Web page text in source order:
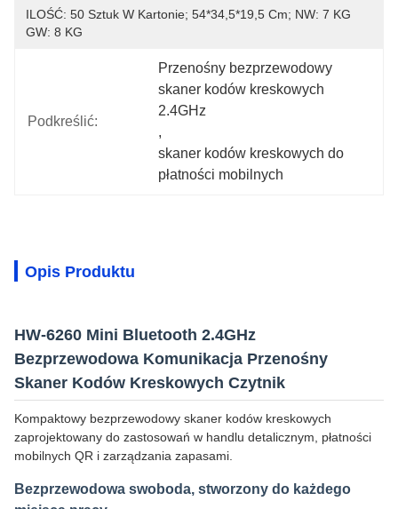
ILOŚĆ: 50 Sztuk W Kartonie; 54*34,5*19,5 Cm; NW: 7 KG
GW: 8 KG
Podkreślić:
Przenośny bezprzewodowy
skaner kodów kreskowych
2.4GHz
,
skaner kodów kreskowych do
płatności mobilnych
Opis Produktu
HW-6260 Mini Bluetooth 2.4GHz
Bezprzewodowa Komunikacja Przenośny
Skaner Kodów Kreskowych Czytnik
Kompaktowy bezprzewodowy skaner kodów kreskowych
zaprojektowany do zastosowań w handlu detalicznym, płatności
mobilnych QR i zarządzania zapasami.
Bezprzewodowa swoboda, stworzony do każdego